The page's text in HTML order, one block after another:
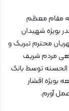
مقام معظم
بویژه شهیدان
محترم تبریک و
مردم شریف
توسط بانک
بویژه اقشار
آورم.